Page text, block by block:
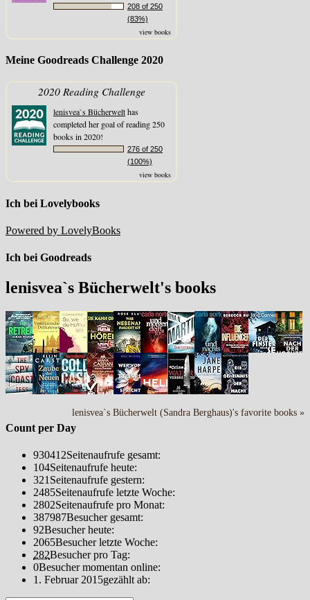
208 of 250
(83%)
view books
Meine Goodreads Challenge 2020
2020 Reading Challenge
lenisvea`s Bücherwelthas
completed her goal of reading 250
books in 2020!
276 of 250
(100%)
view books
Ich bei Lovelybooks
Powered by LovelyBooks
Ich bei Goodreads
lenisvea`s Bücherwelt's books
lenisvea`s Bücherwelt (Sandra Berghaus)'s favorite books »
Count per Day
930412Seitenaufrufe gesamt:
104Seitenaufrufe heute:
321 Seitenaufrufe gestern:
2485Seitenaufrufe letzte Woche:
2802Seitenaufrufe pro Monat:
387987Besucher gesamt:
92Besucher heute:
2065Besucher letzte Woche:
282Besucher pro Tag:
0Besucher momentan online:
1. Februar 2015gezählt ab: